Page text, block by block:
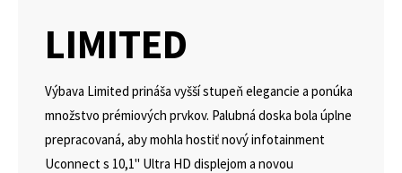
LIMITED
Výbava Limited prináša vyšší stupeň elegancie a ponúka
množstvo prémiových prvkov. Palubná doska bola úplne
prepracovaná, aby mohla hostiť nový infotainment
Uconnect s 10,1" Ultra HD displejom a novou